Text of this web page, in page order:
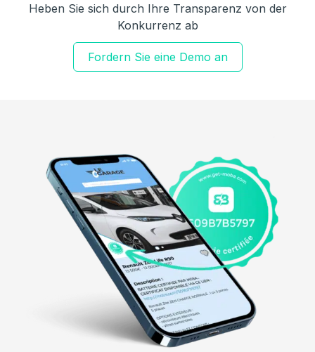
Heben Sie sich durch Ihre Transparenz von der
Konkurrenz ab
Fordern Sie eine Demo an